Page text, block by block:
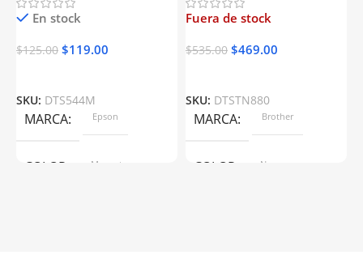
En stock
$125.00 $119.00
SKU: DTS544M
MARCA Epson
COLOR Magenta
Fuera de stock
$535.00 $469.00
SKU: DTSTN880
MARCA Brother
COLOR Negro